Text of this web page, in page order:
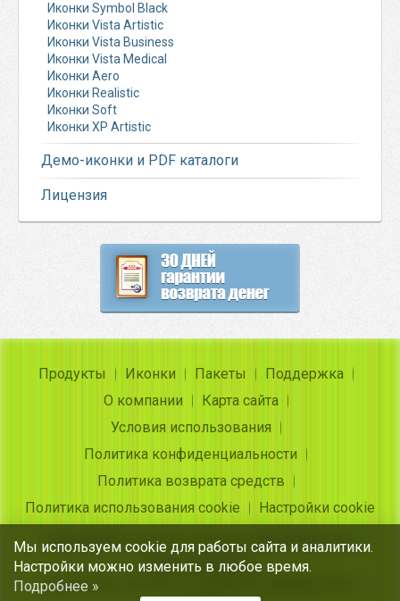
Иконки Symbol Black
Иконки Vista Artistic
Иконки Vista Business
Иконки Vista Medical
Иконки Aero
Иконки Realistic
Иконки Soft
Иконки XP Artistic
Демо-иконки и PDF каталоги
Лицензия
Продукты Иконки Пакеты
Поддержка
О компании
Карта сайта
Условия использования
Политика конфиденциальности
Политика возврата средств
Политика использования cookie
Настройки cookie
Copyright © Insofta Development 2004-2026. Все
права защищены
Бесплатные иконки, конвертер изображения в
Мы используем cookie для работы сайта и аналитики.
Настройки можно изменить в любое время.
Подробнее »